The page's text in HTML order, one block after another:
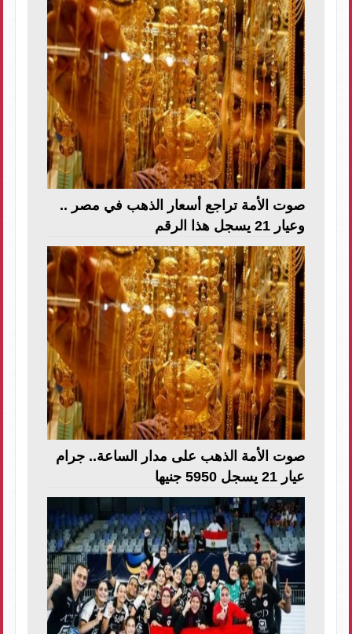
صوت الأمة تراجع أسعار الذهب في مصر ..
وعيار 21 يسجل هذا الرقم
صوت الأمة الذهب على مدار الساعة.. جرام
عيار 21 يسجل 5950 جنيها